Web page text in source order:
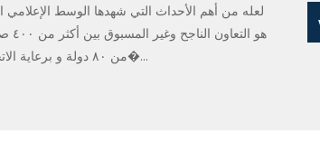
لعله من أهم الأحداث التي شهدها الوسط الإعلامي
هو
من ٨٠ دولة و برعاية الاتحاد الدولي للصح�...